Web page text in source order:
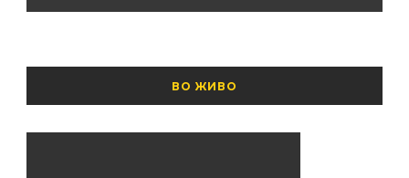
ВО ЖИВО